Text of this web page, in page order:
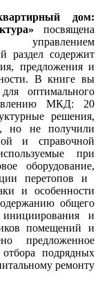
дом:
посвящена
управлением
содержит
предложения и
В книге вы
оптимального
МКД: 20
решения,
но не получили
и справочной
при
оборудование,
перетопов и
и особенности
общего
и
помещений и
предложенное
подрядных
ремонту